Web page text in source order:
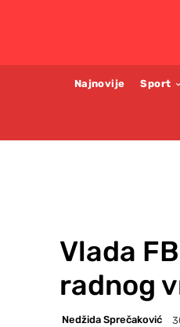
Najnovije Sport
Vlada
radnog
Nedžida Sprečaković